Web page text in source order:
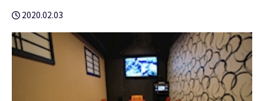
2020.02.03